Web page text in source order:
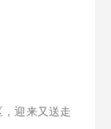
迎来又送走